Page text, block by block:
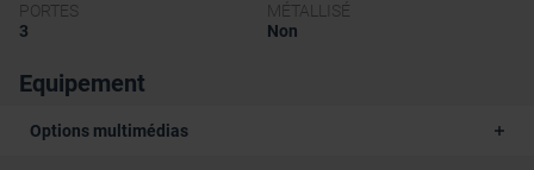
PORTES
3
MÉTALLISÉ
Non
Equipement
Options multimédias